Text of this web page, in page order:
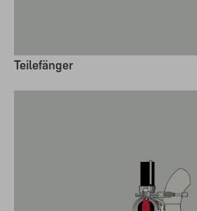
Teilefänger